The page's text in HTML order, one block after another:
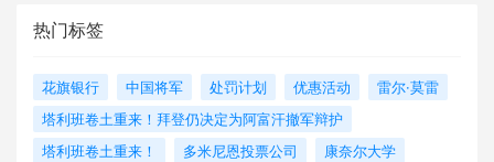
热门标签
花旗银行 中国将军 处罚计划 优惠活动
雷尔·莫雷
塔利班卷土重来！拜登仍决定为阿富汗撤军辩护
塔利班卷土重来！
多米尼恩投票公司
康奈尔大学